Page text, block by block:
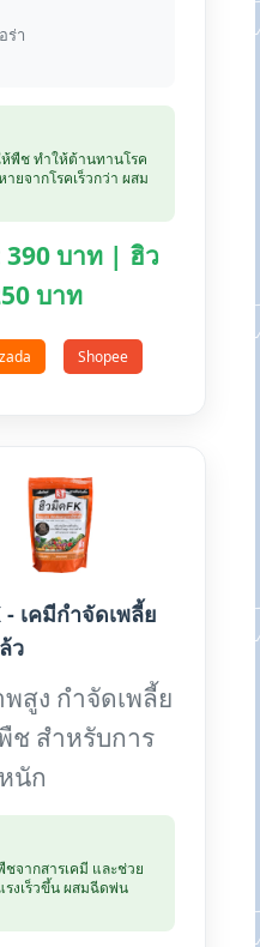
ร่า
พืช ทำให้ต้านทานโรค
ยจากโรคเร็วกว่า ผสม
บาท | ฮิว
บาท
Shopee
- เคมีกำจัดเพลี้ย
ว
สูง กำจัดเพลี้ย
สำหรับการ
นัก
จากสารเคมี และช่วย
งเร็วขึ้น ผสมฉีดพ่น